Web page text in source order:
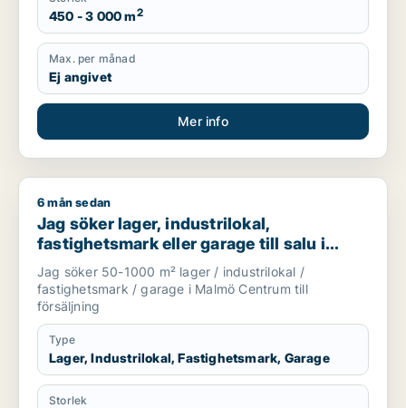
450 - 3 000 m2
Max. per månad
Ej angivet
Mer info
Jag söker lager, industrilokal, fastighetsmark eller garage
6 mån sedan
Jag söker lager, industrilokal,
fastighetsmark eller garage till salu i
Malmö Centrum
Jag söker 50-1000 m² lager / industrilokal /
fastighetsmark / garage i Malmö Centrum till
försäljning
Type
Lager, Industrilokal, Fastighetsmark, Garage
Storlek